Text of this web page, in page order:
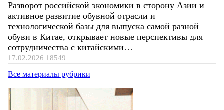
Разворот российской экономики в сторону Азии и
активное развитие обувной отрасли и
технологической базы для выпуска самой разной
обуви в Китае, открывает новые перспективы для
сотрудничества с китайскими…
17.02.2026 18549
Все материалы рубрики